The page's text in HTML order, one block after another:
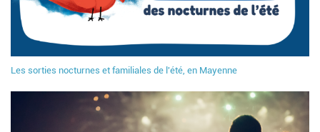
Les sorties nocturnes et familiales de l'été, en Mayenne